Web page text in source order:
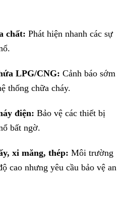
chất: Phát hiện nhanh các sự
LPG/CNG: Cảnh báo sớm
thống chữa cháy.
điện: Bảo vệ các thiết bị
bất ngờ.
xi măng, thép: Môi trường
cao nhưng yêu cầu bảo vệ an